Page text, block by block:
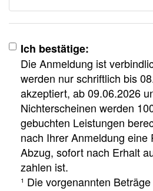
Ich bestätige:
Die Anmeldung ist
werden nur schriftlich bis
akzeptiert, ab 09.06.2026
Nichterscheinen werden
gebuchten Leistungen
nach Ihrer Anmeldung eine
Abzug, sofort nach Erhalt
zahlen ist.
¹ Die vorgenannten